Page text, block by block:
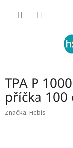
TPA P
příčka 100
Značka: Hobis